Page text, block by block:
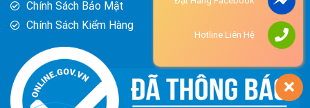
Chính Sách Bảo Mật
Chính Sách Kiểm Hàng
Hotline Liên Hệ